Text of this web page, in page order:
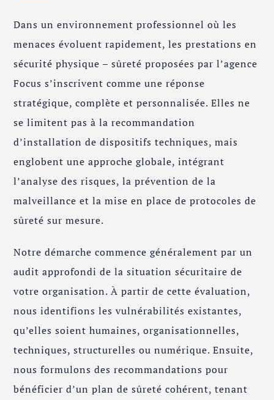
Dans un environnement professionnel où les
menaces évoluent rapidement, les prestations en
sécurité physique – sûreté proposées par l’agence
Focus s’inscrivent comme une réponse
stratégique, complète et personnalisée. Elles ne
se limitent pas à la recommandation
d’installation de dispositifs techniques, mais
englobent une approche globale, intégrant
l’analyse des risques, la prévention de la
malveillance et la mise en place de protocoles de
sûreté sur mesure.
Notre démarche commence généralement par un
audit approfondi de la situation sécuritaire de
votre organisation. À partir de cette évaluation,
nous identifions les vulnérabilités existantes,
qu’elles soient humaines, organisationnelles,
techniques, structurelles ou numérique. Ensuite,
nous formulons des recommandations pour
bénéficier d’un plan de sûreté cohérent, tenant